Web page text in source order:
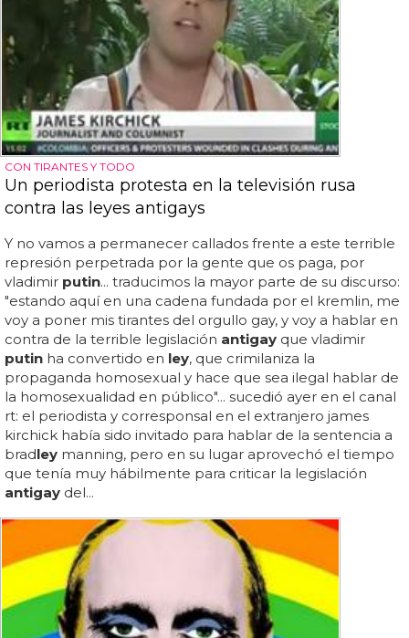
CON TIRANTES Y TODO
Un periodista protesta en la televisión rusa
contra las leyes antigays
Y no vamos a permanecer callados frente a este terrible
represión perpetrada por la gente que os paga, por
vladimir putin... traducimos la mayor parte de su discurso:
"estando aquí en una cadena fundada por el kremlin, me
voy a poner mis tirantes del orgullo gay, y voy a hablar en
contra de la terrible legislación antigay que vladimir
putin ha convertido en ley, que crimilaniza la
propaganda homosexual y hace que sea ilegal hablar de
la homosexualidad en público"... sucedió ayer en el canal
rt: el periodista y corresponsal en el extranjero james
kirchick había sido invitado para hablar de la sentencia a
bradley manning, pero en su lugar aprovechó el tiempo
que tenía muy hábilmente para criticar la legislación
antigay del...